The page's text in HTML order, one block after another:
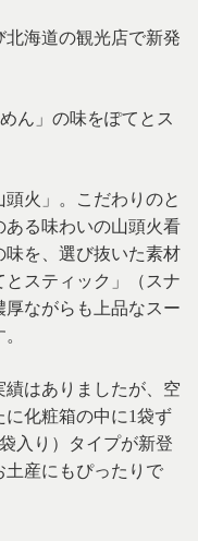
海道の観光店で新発
ん」の味をぽてとス
頭火」。こだわりのと
ある味わいの山頭火看
を、選び抜いた素材
スティック」（スナ
ながらも上品なスー
績はありましたが、空
化粧箱の中に1袋ず
入り）タイプが新登
土産にもぴったりで